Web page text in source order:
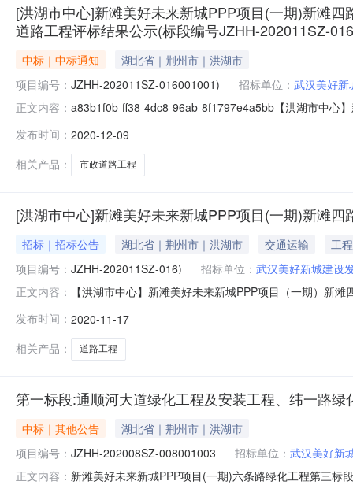
[洪湖市中心]新滩美好未来新城PPP项目(一期)新滩
道路工程评标结果公示(标段编号JZHH-202011SZ-
中标｜中标通知
湖北省｜荆州市｜洪湖市
项目编号： JZHH-202011SZ-016001001) 招标单位： 武汉美好新
正文内容： a83b1f0b-ff38-4dc8-96ab-8f1797e4a5bb【洪湖市中心
目（一期）新滩四路、通顺大道二期市政道路工程新滩
发布时间： 2020-12-09
相关产品：
市政道路工程
[洪湖市中心]新滩美好未来新城PPP项目(一期)新滩
招标｜招标公告 湖北省｜荆州市｜洪湖市 交通运输
工程
项目编号： JZHH-202011SZ-016) 招标单位： 武汉美好新城建设
正文内容：
【洪湖市中心】新滩美好未来新城PPP项目（一期）新
路、通顺大道二期市政道路工程。（具体以工程量清单
发布时间： 2020-11-17
相关产品：
道路工程
第一标段:通顺河大道绿化工程及安装工程、纬一路绿
中标｜其他公告
湖北省｜荆州市｜洪湖市
项目编号： JZHH-202008SZ-008001003 招标单位： 武汉美好新
正文内容： 新滩美好未来新城PPP项目(一期)六条路绿化工程第三